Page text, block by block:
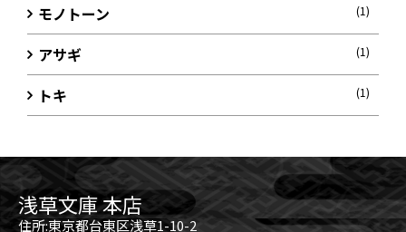
モノトーン (1)
アサギ (1)
トキ (1)
浅草文庫 本店
住所:東京都台東区浅草1-10-2